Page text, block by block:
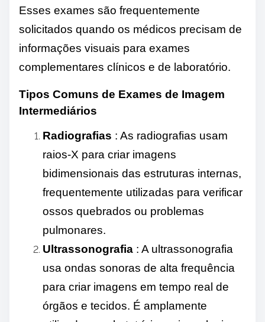
Esses exames são frequentemente
solicitados quando os médicos precisam de
informações visuais para exames
complementares clínicos e de laboratório.
Tipos Comuns de Exames de Imagem
Intermediários
Radiografias : As radiografias usam
raios-X para criar imagens
bidimensionais das estruturas internas,
frequentemente utilizadas para verificar
ossos quebrados ou problemas
pulmonares.
Ultrassonografia : A ultrassonografia
usa ondas sonoras de alta frequência
para criar imagens em tempo real de
órgãos e tecidos. É amplamente